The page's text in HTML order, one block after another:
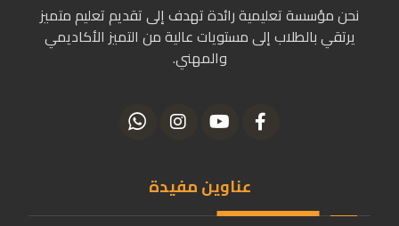
نحن مؤسسة تعليمية رائدة تهدف إلى تقديم تعليم متميز
يرتقي بالطلاب إلى مستويات عالية من التميز الأكاديمي
والمهني.
عناوين مفيدة